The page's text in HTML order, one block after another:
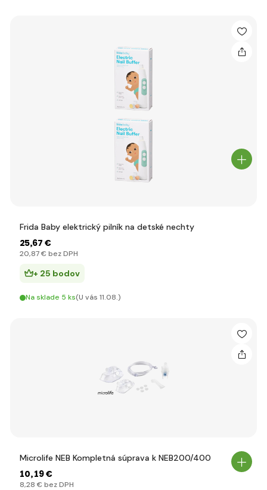
Frida Baby elektrický pilník na detské nechty
25,67 €
20,87 € bez DPH
+ 25 bodov
Na sklade 5 ks(U vás 11.08.)
Microlife NEB Kompletná súprava k NEB200/400
10,19 €
8,28 € bez DPH